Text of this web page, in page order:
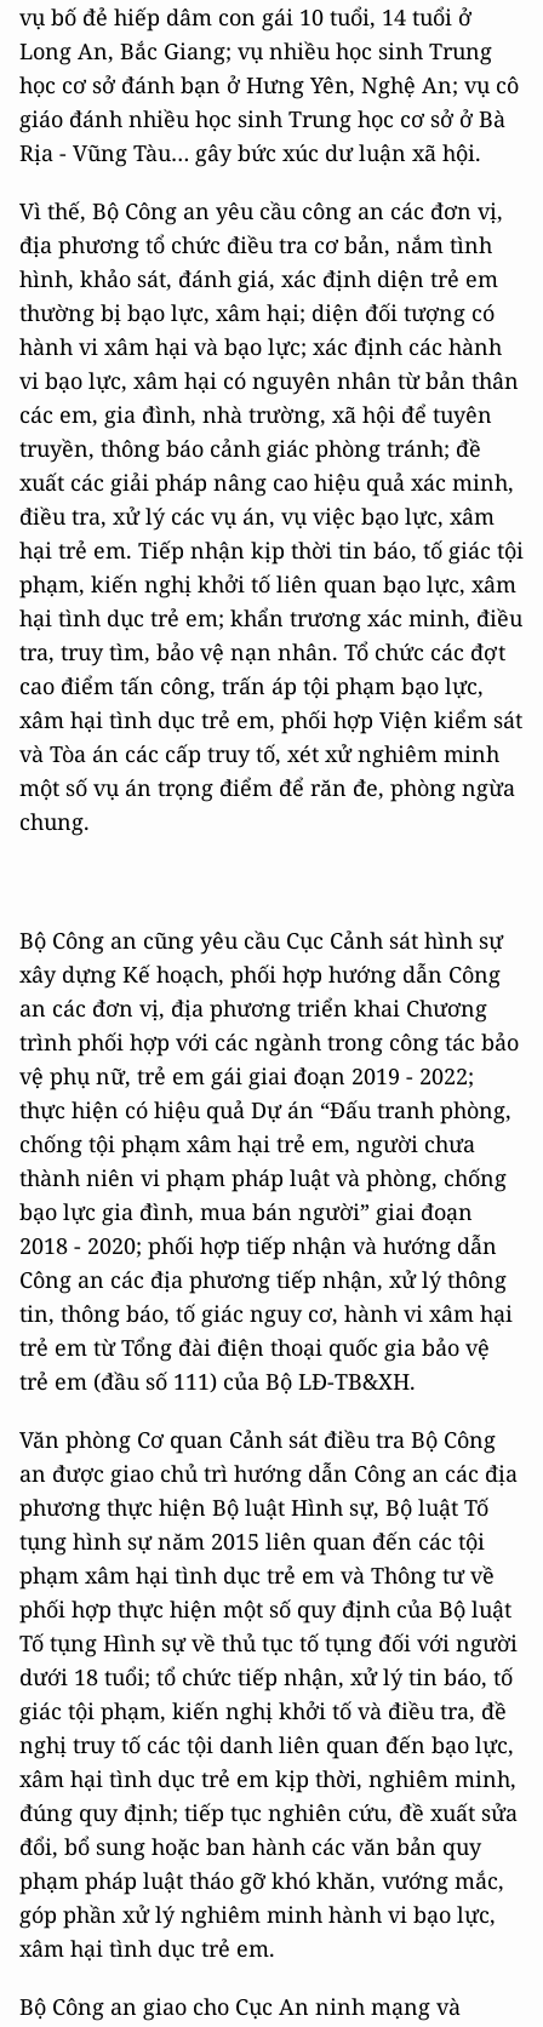
vụ bố đẻ hiếp dâm con gái 10 tuổi, 14 tuổi ở
Long An, Bắc Giang; vụ nhiều học sinh Trung
học cơ sở đánh bạn ở Hưng Yên, Nghệ An; vụ cô
giáo đánh nhiều học sinh Trung học cơ sở ở Bà
Rịa - Vũng Tàu… gây bức xúc dư luận xã hội.
Vì thế, Bộ Công an yêu cầu công an các đơn vị,
địa phương tổ chức điều tra cơ bản, nắm tình
hình, khảo sát, đánh giá, xác định diện trẻ em
thường bị bạo lực, xâm hại; diện đối tượng có
hành vi xâm hại và bạo lực; xác định các hành
vi bạo lực, xâm hại có nguyên nhân từ bản thân
các em, gia đình, nhà trường, xã hội để tuyên
truyền, thông báo cảnh giác phòng tránh; đề
xuất các giải pháp nâng cao hiệu quả xác minh,
điều tra, xử lý các vụ án, vụ việc bạo lực, xâm
hại trẻ em. Tiếp nhận kịp thời tin báo, tố giác tội
phạm, kiến nghị khởi tố liên quan bạo lực, xâm
hại tình dục trẻ em; khẩn trương xác minh, điều
tra, truy tìm, bảo vệ nạn nhân. Tổ chức các đợt
cao điểm tấn công, trấn áp tội phạm bạo lực,
xâm hại tình dục trẻ em, phối hợp Viện kiểm sát
và Tòa án các cấp truy tố, xét xử nghiêm minh
một số vụ án trọng điểm để răn đe, phòng ngừa
chung.
Bộ Công an cũng yêu cầu Cục Cảnh sát hình sự
xây dựng Kế hoạch, phối hợp hướng dẫn Công
an các đơn vị, địa phương triển khai Chương
trình phối hợp với các ngành trong công tác bảo
vệ phụ nữ, trẻ em gái giai đoạn 2019 - 2022;
thực hiện có hiệu quả Dự án “Đấu tranh phòng,
chống tội phạm xâm hại trẻ em, người chưa
thành niên vi phạm pháp luật và phòng, chống
bạo lực gia đình, mua bán người” giai đoạn
2018 - 2020; phối hợp tiếp nhận và hướng dẫn
Công an các địa phương tiếp nhận, xử lý thông
tin, thông báo, tố giác nguy cơ, hành vi xâm hại
trẻ em từ Tổng đài điện thoại quốc gia bảo vệ
trẻ em (đầu số 111) của Bộ LĐ-TB&XH.
Văn phòng Cơ quan Cảnh sát điều tra Bộ Công
an được giao chủ trì hướng dẫn Công an các địa
phương thực hiện Bộ luật Hình sự, Bộ luật Tố
tụng hình sự năm 2015 liên quan đến các tội
phạm xâm hại tình dục trẻ em và Thông tư về
phối hợp thực hiện một số quy định của Bộ luật
Tố tụng Hình sự về thủ tục tố tụng đối với người
dưới 18 tuổi; tổ chức tiếp nhận, xử lý tin báo, tố
giác tội phạm, kiến nghị khởi tố và điều tra, đề
nghị truy tố các tội danh liên quan đến bạo lực,
xâm hại tình dục trẻ em kịp thời, nghiêm minh,
đúng quy định; tiếp tục nghiên cứu, đề xuất sửa
đổi, bổ sung hoặc ban hành các văn bản quy
phạm pháp luật tháo gỡ khó khăn, vướng mắc,
góp phần xử lý nghiêm minh hành vi bạo lực,
xâm hại tình dục trẻ em.
Bộ Công an giao cho Cục An ninh mạng và